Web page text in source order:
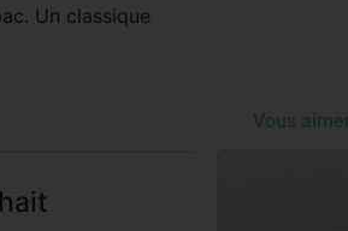
Un classique
Vous